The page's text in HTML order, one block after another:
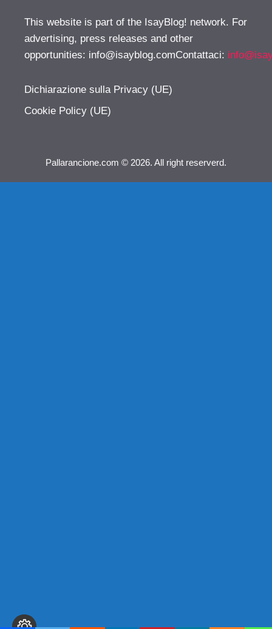
This website is part of the IsayBlog! network. For
advertising, press releases and other
opportunities: info@isayblog.comContattaci:
Dichiarazione sulla Privacy (UE)
Cookie Policy (UE)
Pallarancione.com © 2026. All right reserverd.